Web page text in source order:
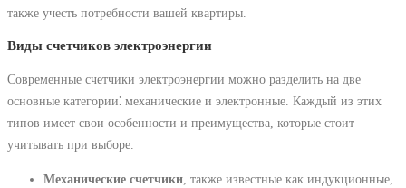
также учесть потребности вашей квартиры.
Виды счетчиков электроэнергии
Современные счетчики электроэнергии можно разделить на две
основные категории⁚ механические и электронные. Каждый из этих
типов имеет свои особенности и преимущества, которые стоит
учитывать при выборе.
Механические счетчики, также известные как индукционные,